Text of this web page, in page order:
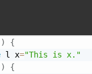
)
{
l x="This is x."
)
{